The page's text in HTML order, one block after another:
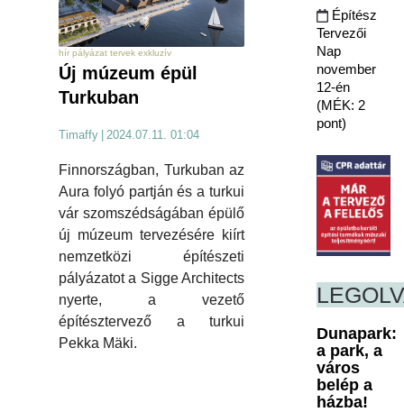
hír pályázat tervek exkluzív
Új múzeum épül
Turkuban
Timaffy | 2024.07.11. 01:04
Finnországban, Turkuban az
Aura folyó partján és a turkui
vár szomszédságában épülő
új múzeum tervezésére kiírt
nemzetközi építészeti
pályázatot a Sigge Architects
nyerte, a vezető
építésztervező a turkui
Pekka Mäki.
Építész
Tervezői
Nap
november
12-én
(MÉK: 2
pont)
Dunapark:
a park, a
város
belép a
házba!